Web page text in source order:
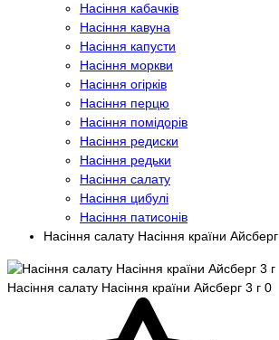
Насіння кабачків
Насіння кавуна
Насіння капусти
Насіння моркви
Насіння огірків
Насіння перцю
Насіння помідорів
Насіння редиски
Насіння редьки
Насіння салату
Насіння цибулі
Насіння патисонів
Насіння салату Насіння країни
Насіння салату Насіння країни Айсберг 3 г 0